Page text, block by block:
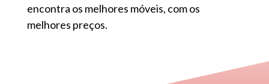
encontra os melhores móveis, com os
melhores preços.